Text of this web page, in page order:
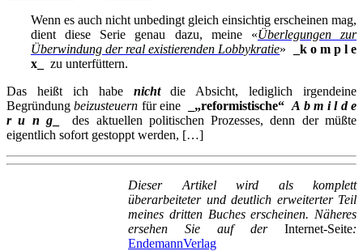
Wenn es auch nicht unbedingt gleich einsichtig erscheinen mag,
dient diese Serie genau dazu, meine «Überlegungen zur
Überwindung der real existierenden Lobbykratie»
_k o m p l e
x_
zu unterfüttern.
Das heißt ich habe nichtdie Absicht, lediglich irgendeine
Begründungbeizusteuern für eine _„reformistische“A b m i l d e
r u n g_
des aktuellen politischen Prozesses, denn der müßte
eigentlich sofort gestoppt werden, […]
Dieser Artikel wird als komplett
überarbeiteter und deutlich erweiterter Teil
meines dritten Buches erscheinen. Näheres
ersehen Sie auf der Internet-Seite:
EndemannVerlag